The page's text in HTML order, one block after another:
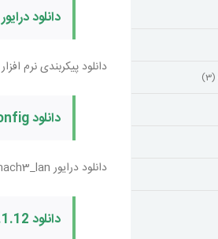
دانلود درایور usb_mach3
دانلود پیکربندی نرم افزار mach3_usb
دانلود Mach3 usb config
دانلود درایور mach3_lan
دانلود NcEther-V3.10-2018.1.12
(3)